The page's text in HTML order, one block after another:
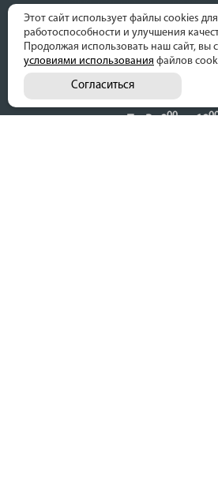
г. Ставрополь ул. 45
00
Этот сайт использует файлы cookies
работоспособности и улучшения
Продолжая использовать наш сайт, вы
условиями использования файлов
Согласиться